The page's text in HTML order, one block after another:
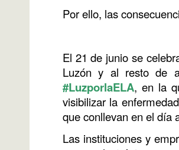
Por ello, las
El 21 de junio se
Luzón y al resto de
#LuzporlaELA, en la
visibilizar la
que conllevan en el día
Las instituciones y